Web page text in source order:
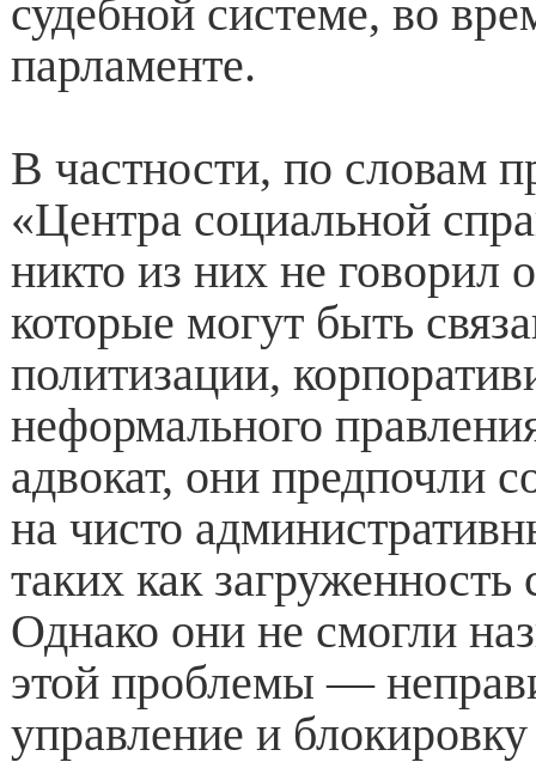
судебной системе, во
парламенте.
В частности, по словам
«Центра социальной
никто из них не говорил
которые могут быть
политизации,
неформального
адвокат, они предпочли
на чисто
таких как загруженность
Однако они не смогли
этой проблемы —
управление и